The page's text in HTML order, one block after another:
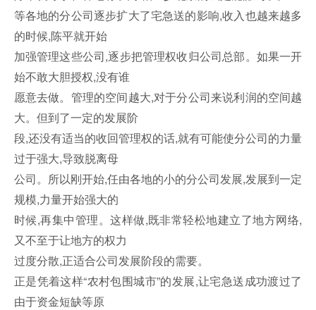
等各地的分公司逐步扩大了宅急送的影响,收入也越来越多
的时候,陈平就开始
加强管理这些公司,逐步把管理权收归公司总部。如果一开
始不敢大胆授权,没有谁
愿意去做。管理的空间越大,对于分公司来说利润的空间越
大。但到了一定的发展阶
段,还没有适当的收回管理权的话,就有可能使分公司的力量
过于强大,导致脱离母
公司。所以刚开始,任由各地的小的分公司发展,发展到一定
规模,力量开始强大的
时候,再集中管理。这样做,既非常轻松地建立了地方网络,
又不至于让地方的权力
过度分散,正适合公司发展阶段的需要。
正是凭着这样“农村包围城市”的发展,让宅急送成功渡过了
由于资金短缺等原